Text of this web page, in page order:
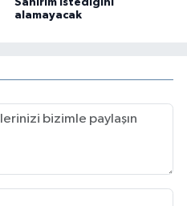
Sanırım istediğini
alamayacak